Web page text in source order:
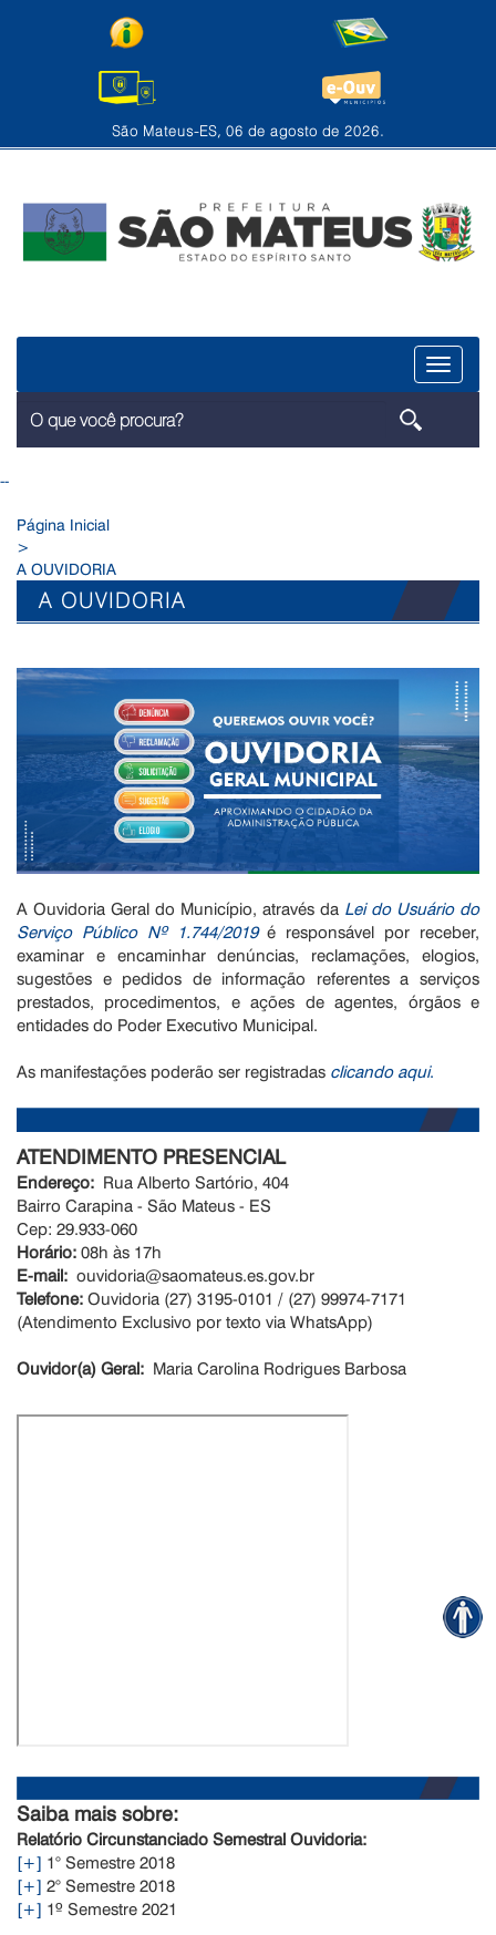
São Mateus-ES, 06 de agosto de 2026.
Menu
--
Página Inicial
>
A OUVIDORIA
A OUVIDORIA
A Ouvidoria Geral do Município, através da Lei do Usuário do
Serviço Público Nº 1.744/2019é responsável por receber,
examinar e encaminhar denúncias, reclamações, elogios,
sugestões e pedidos de informação referentes a serviços
prestados, procedimentos, e ações de agentes, órgãos e
entidades do Poder Executivo Municipal.
As manifestações poderão ser registradas clicando aqui.
ATENDIMENTO PRESENCIAL
Endereço: Rua Alberto Sartório, 404
Bairro Carapina - São Mateus - ES
Cep: 29.933-060
Horário: 08h às 17h
E-mail: ouvidoria@saomateus.es.gov.br
Telefone: Ouvidoria (27) 3195-0101 / (27) 99974-7171
(Atendimento Exclusivo por texto via WhatsApp)
Ouvidor(a) Geral: Maria Carolina Rodrigues Barbosa
Saiba mais sobre:
Relatório Circunstanciado Semestral Ouvidoria:
[+] 1° Semestre 2018
[+] 2° Semestre 2018
[+] 1º Semestre 2021